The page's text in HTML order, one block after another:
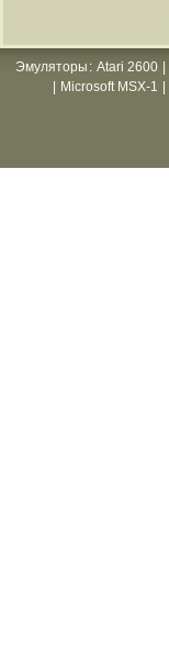
Эмуляторы : Atari 2600
Microsoft MSX-1